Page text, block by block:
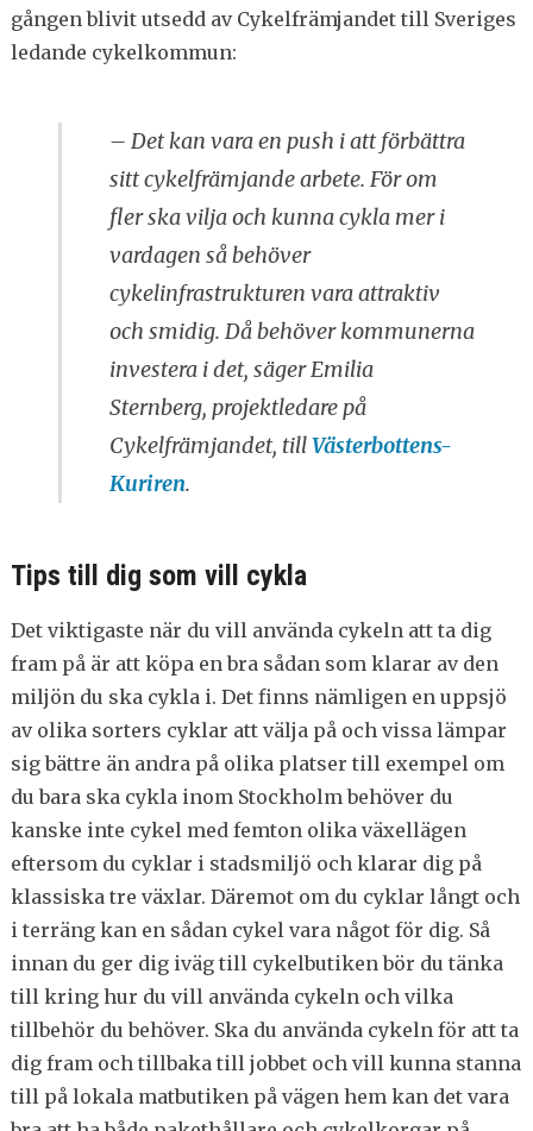
gången blivit utsedd av Cykelfrämjandet till Sveriges
ledande cykelkommun:
– Det kan vara en push i att förbättra
sitt cykelfrämjande arbete. För om
fler ska vilja och kunna cykla mer i
vardagen så behöver
cykelinfrastrukturen vara attraktiv
och smidig. Då behöver kommunerna
investera i det, säger Emilia
Sternberg, projektledare på
Cykelfrämjandet, tillVästerbottens-
Kuriren.
Tips till dig som vill cykla
Det viktigaste när du vill använda cykeln att ta dig
fram på är att köpa en bra sådan som klarar av den
miljön du ska cykla i. Det finns nämligen en uppsjö
av olika sorters cyklar att välja på och vissa lämpar
sig bättre än andra på olika platser till exempel om
du bara ska cykla inom Stockholm behöver du
kanske inte cykel med femton olika växellägen
eftersom du cyklar i stadsmiljö och klarar dig på
klassiska tre växlar. Däremot om du cyklar långt och
i terräng kan en sådan cykel vara något för dig. Så
innan du ger dig iväg till cykelbutiken bör du tänka
till kring hur du vill använda cykeln och vilka
tillbehör du behöver. Ska du använda cykeln för att ta
dig fram och tillbaka till jobbet och vill kunna stanna
till på lokala matbutiken på vägen hem kan det vara